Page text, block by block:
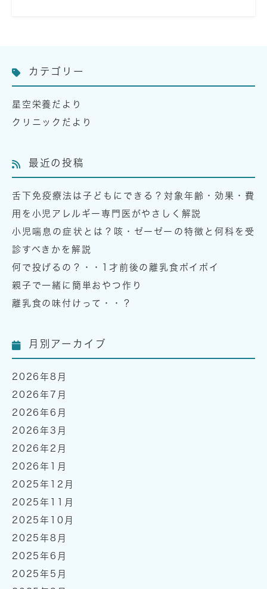
カテゴリー
星空栄養だより
クリニックだより
最近の投稿
舌下免疫療法は子どもにできる？対象年齢・効果・費
用を小児アレルギー専門医がやさしく解説
小児喘息の症状とは？咳・ゼーゼーの特徴と何科を受
診すべきかを解説
何で投げるの？・・1才前後の離乳食ポイポイ
親子で一緒に簡単おやつ作り
離乳食の味付けって・・？
月別アーカイブ
2026年8月
2026年7月
2026年6月
2026年3月
2026年2月
2026年1月
2025年12月
2025年11月
2025年10月
2025年8月
2025年6月
2025年5月